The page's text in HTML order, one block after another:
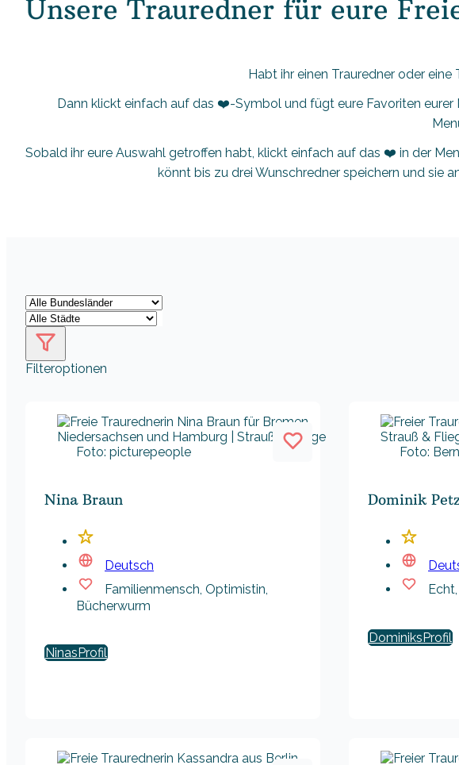
Unsere Trauredner für eure
Habt ihr einen Trauredner oder
Dann klickt einfach auf das ❤️-Symbol und fügt eure Favoriten
Sobald ihr eure Auswahl getroffen habt, klickt einfach auf das ❤️ in der
könnt bis zu drei Wunschredner speichern und sie
Filteroptionen
Foto: picturepeople
Nina Braun
Deutsch
Familienmensch, Optimistin,
Bücherwurm
Ninas
Foto:
Dominik
Dominiks